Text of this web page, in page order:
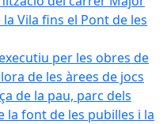
la Vila fins el Pont de les
per les obres de
de les àrees de jocs
de la pau, parc dels
la font de les pubilles i la